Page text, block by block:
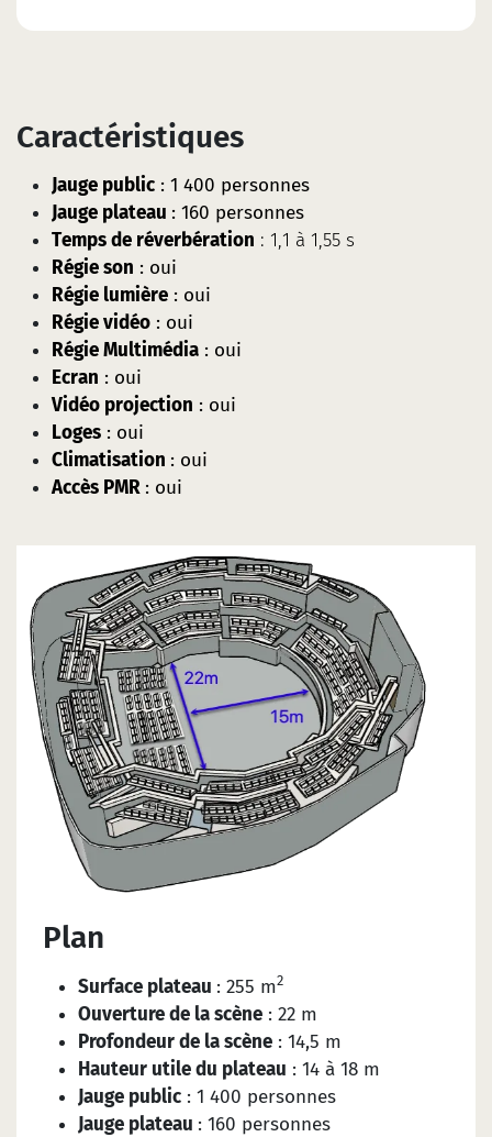
Caractéristiques
Jauge public : 1 400 personnes
Jauge plateau : 160 personnes
Temps de réverbération : 1,1 à 1,55 s
Régie son : oui​
Régie lumière : oui
Régie vidéo : oui
Régie Multimédia : oui
Ecran : oui
Vidéo projection : oui
Loges : oui
Climatisation : oui
Accès PMR : oui
Plan
Surface plateau : 255 m2
Ouverture de la scène : 22 m
Profondeur de la scène : 14,5 m
Hauteur utile du plateau : 14 à 18 m
Jauge public : 1 400 personnes
Jauge plateau : 160 personnes